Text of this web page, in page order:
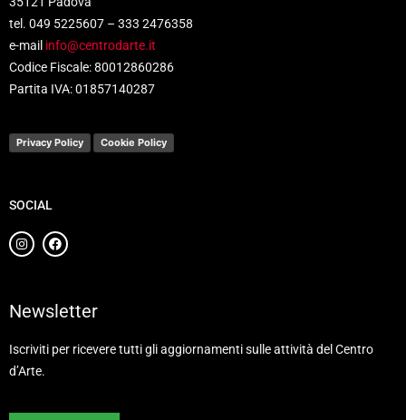
tel. 049 5225607 – 333 2476358
e-mail info@centrodarte.it
Codice Fiscale: 80012860286
Partita IVA: 01857140287
Privacy Policy Cookie Policy
SOCIAL
Newsletter
Iscriviti per ricevere tutti gli aggiornamenti sulle attività del Centro
d’Arte.